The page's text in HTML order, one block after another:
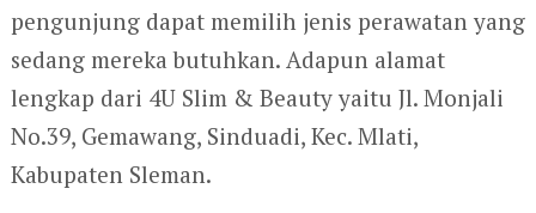
pengunjung dapat memilih jenis perawatan yang
sedang mereka butuhkan. Adapun alamat
lengkap dari 4U Slim & Beauty yaitu Jl. Monjali
No.39, Gemawang, Sinduadi, Kec. Mlati,
Kabupaten Sleman.